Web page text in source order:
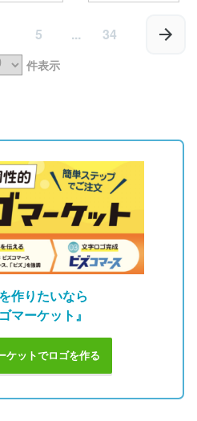
5 ... 34
件表示
作りたいなら
マーケット』
ケットでロゴを作る